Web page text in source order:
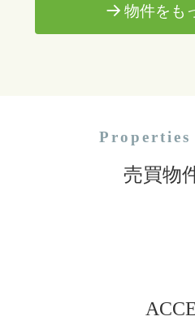
物件をも
売買物